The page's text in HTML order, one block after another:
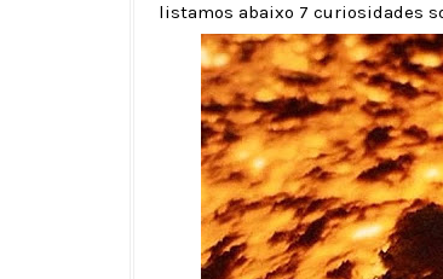
listamos abaixo 7 curiosidades